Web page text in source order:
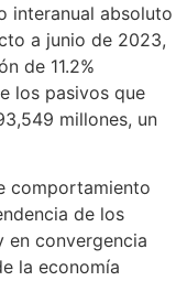
interanual absoluto
a junio de 2023,
de 11.2%
los pasivos que
millones, un
comportamiento
de los
en convergencia
la economía